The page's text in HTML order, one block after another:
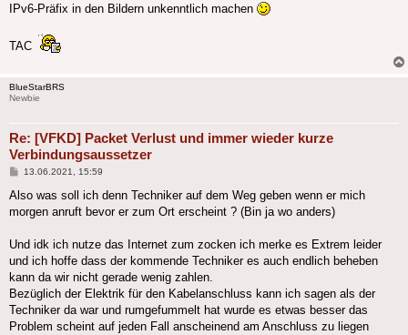
IPv6-Präfix in den Bildern unkenntlich machen
TAC
BlueStarBRS
Newbie
Re: [VFKD] Packet Verlust und immer wieder kurze
Verbindungsaussetzer
Beitrag
13.06.2021, 15:59
Also was soll ich denn Techniker auf dem Weg geben wenn er mich
morgen anruft bevor er zum Ort erscheint ? (Bin ja wo anders)
Und idk ich nutze das Internet zum zocken ich merke es Extrem leider
und ich hoffe dass der kommende Techniker es auch endlich beheben
kann da wir nicht gerade wenig zahlen.
Bezüglich der Elektrik für den Kabelanschluss kann ich sagen als der
Techniker da war und rumgefummelt hat wurde es etwas besser das
Problem scheint auf jeden Fall anscheinend am Anschluss zu liegen